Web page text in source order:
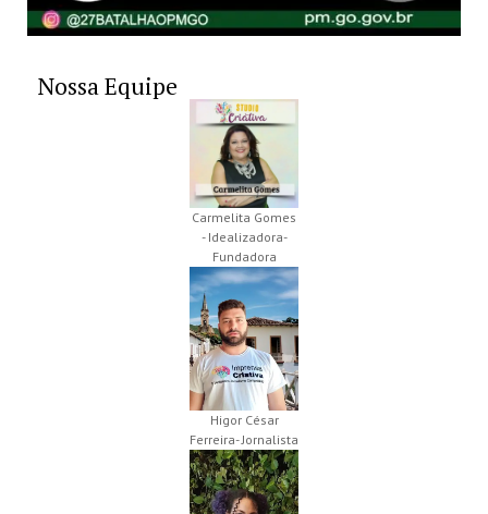
Nossa Equipe
Carmelita Gomes
- Idealizadora-
Fundadora
Higor César
Ferreira- Jornalista